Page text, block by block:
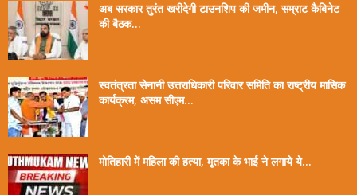
अब सरकार तुरंत खरीदेगी टाउनशिप की जमीन, सम्राट कैबिनेट
की बैठक...
स्वतंत्रता सेनानी उत्तराधिकारी परिवार समिति का राष्ट्रीय मासिक
कार्यक्रम, असम सीएम...
मोतिहारी में महिला की हत्या, मृतका के भाई ने लगाये ये...